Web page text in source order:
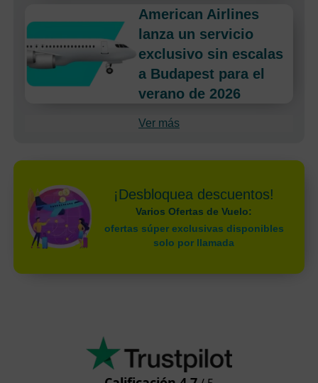
American Airlines
lanza un servicio
exclusivo sin escalas
a Budapest para el
verano de 2026
Ver más
¡Desbloquea descuentos!
Varios Ofertas de Vuelo:
ofertas súper exclusivas disponibles
solo por llamada